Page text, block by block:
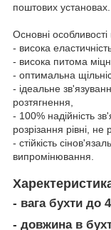
поштових установах.
Основні
- висока
- висока питома
- оптимальна
- ідеальне
розтягнення,
- 100% надійність
розрізання рівні,
- стійкість
випромінювання.
- вага бухти до
- довжина в